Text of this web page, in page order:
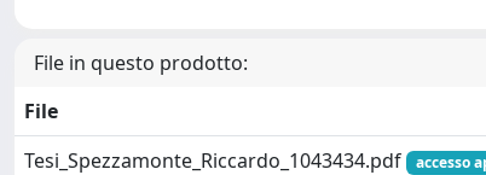
File in questo prodotto:
File
Tesi_Spezzamonte_Riccardo_1043434.pdf
accesso